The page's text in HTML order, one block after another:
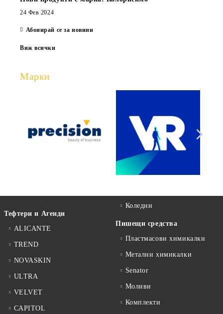
24 Фев 2024
Абонирай се за новини
Виж всички
Марки
Тефтери и Агенди
ALICANTE
TREND
NOVASKIN
ULTRA
VELVET
CAPITOL
Коледни
Пишещи средства
Пластмасови химикалки
Метални химикалки
Senator
Моливи
Комплекти